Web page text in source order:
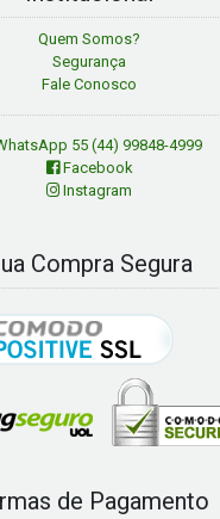
Quem Somos?
Segurança
Fale Conosco
55 (44) 99848-4999
Facebook
Instagram
Compra Segura
de Pagamento